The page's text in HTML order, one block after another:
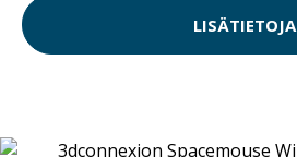
LISÄTIETOJA